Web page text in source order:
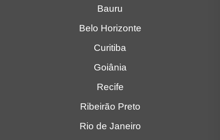
Bauru
Belo Horizonte
Curitiba
Goiânia
Recife
Ribeirão Preto
Rio de Janeiro